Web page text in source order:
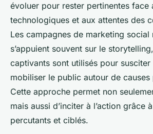
évoluer pour rester pertinentes face
technologiques et aux attentes des
Les campagnes de marketing social
s’appuient souvent sur le
captivants sont utilisés pour susciter
mobiliser le public autour de causes
Cette approche permet non
mais aussi d’inciter à l’action grâce
percutants et ciblés.